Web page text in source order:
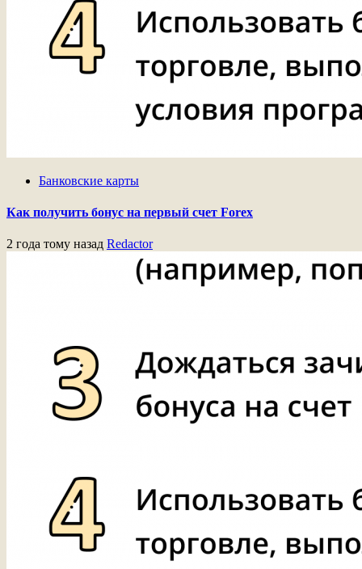
Банковские карты
Как получить бонус на первый счет Forex
2 года тому назад Redactor